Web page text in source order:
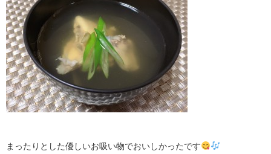
まったりとした優しいお吸い物でおいしかったです